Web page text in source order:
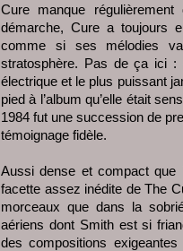
Cure manque
démarche, Cure a toujours
comme si ses mélodies
stratosphère. Pas de ça ici :
électrique et le plus puissant
pied à l’album qu’elle était
1984 fut une succession de
témoignage fidèle.
Aussi dense et compact que
facette assez inédite de The
morceaux que dans la
aériens dont Smith est si
des compositions